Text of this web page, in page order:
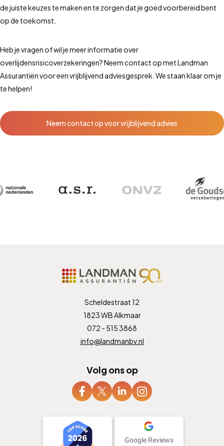
de juiste keuzes te maken en te zorgen dat je goed voorbereid bent
op de toekomst.
Heb je vragen of wil je meer informatie over
overlijdensrisicoverzekeringen? Neem contact op met Landman
Assurantiën voor een vrijblijvend adviesgesprek. We staan klaar om je
te helpen!
Neem contact op voor vrijblijvend advies
Scheldestraat 12
1823 WB Alkmaar
072 - 515 3868
info@landmanbv.nl
Volg ons op
Google Reviews